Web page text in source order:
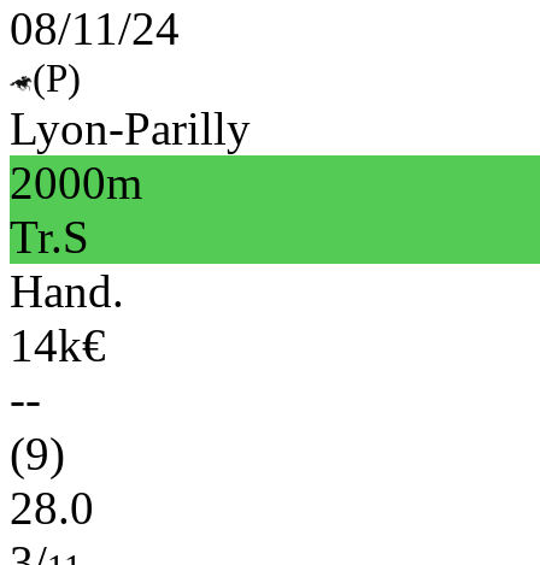
08/11/24
(P)
Lyon-Parilly
2000m
Tr.S
Hand.
14k€
--
(9)
28.0